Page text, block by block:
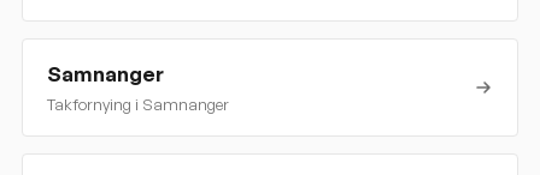
Samnanger
Takfornying i Samnanger